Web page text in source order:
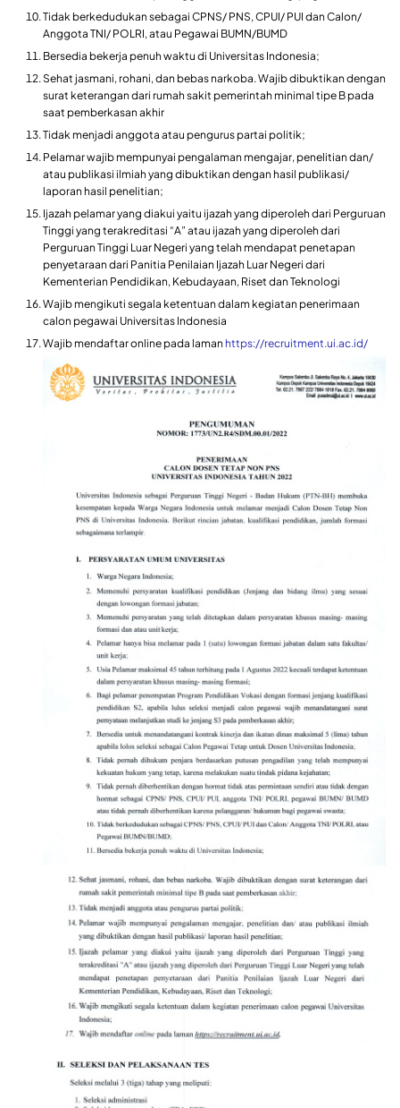
Tidak berkedudukan sebagai CPNS/ PNS, CPUI/ PUI dan Calon/
Anggota TNI/ POLRI, atau Pegawai BUMN/BUMD
Bersedia bekerja penuh waktu di Universitas Indonesia;
Sehat jasmani, rohani, dan bebas narkoba. Wajib dibuktikan dengan
surat keterangan dari rumah sakit pemerintah minimal tipe B pada
saat pemberkasan akhir
Tidak menjadi anggota atau pengurus partai politik;
Pelamar wajib mempunyai pengalaman mengajar, penelitian dan/
atau publikasi ilmiah yang dibuktikan dengan hasil publikasi/
laporan hasil penelitian;
Ijazah pelamar yang diakui yaitu ijazah yang diperoleh dari Perguruan
Tinggi yang terakreditasi “A” atau ijazah yang diperoleh dari
Perguruan Tinggi Luar Negeri yang telah mendapat penetapan
penyetaraan dari Panitia Penilaian Ijazah Luar Negeri dari
Kementerian Pendidikan, Kebudayaan, Riset dan Teknologi
Wajib mengikuti segala ketentuan dalam kegiatan penerimaan
calon pegawai Universitas Indonesia
Wajib mendaftar online pada laman https://recruitment.ui.ac.id/